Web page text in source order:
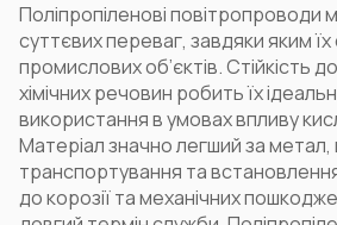
Поліпропіленові повітропроводи
суттєвих переваг, завдяки яким
промислових об’єктів. Стійкість
хімічних речовин робить їх
використання в умовах впливу
Матеріал значно легший за
транспортування та
до корозії та механічних